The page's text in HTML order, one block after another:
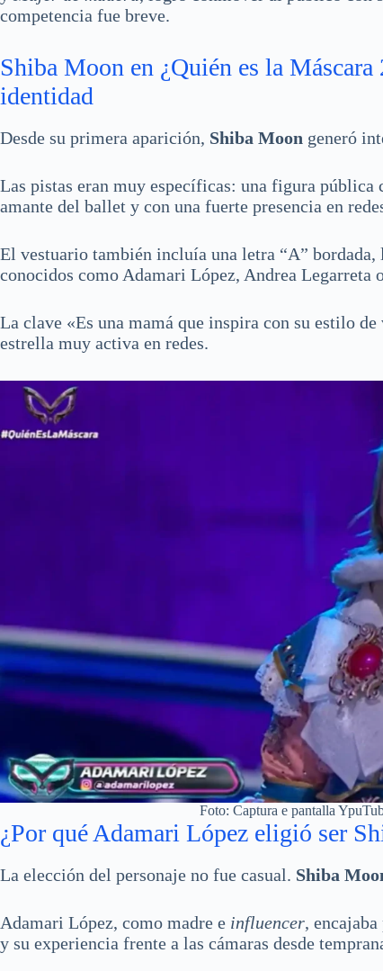
competencia fue breve.
Shiba Moon en ¿Quién es la
identidad
Desde su primera aparición, Shiba Moon generó
Las pistas eran muy específicas: una figura
amante del ballet y con una fuerte presencia en
El vestuario también incluía una letra “A” bordada,
conocidos como Adamari López, Andrea Legarreta
La clave «Es una mamá que inspira con su estilo
estrella muy activa en redes.
Foto: Captura e pantalla
¿Por qué Adamari López eligió ser
La elección del personaje no fue casual. Shiba
Adamari López, como madre e influencer,
y su experiencia frente a las cámaras desde